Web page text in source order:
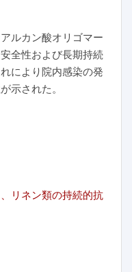
ルカン酸オリゴマー
全性および長期持続
により院内感染の発
示された。
リネン類の持続的抗